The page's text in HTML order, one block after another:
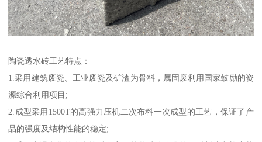
陶瓷透水砖工艺特点：
1.采用建筑废瓷、工业废瓷及矿渣为骨料，属固废利用国家鼓励的资
源综合利用项目;
2.成型采用1500T的高强力压机二次布料一次成型的工艺，保证了产
品的强度及结构性能的稳定;